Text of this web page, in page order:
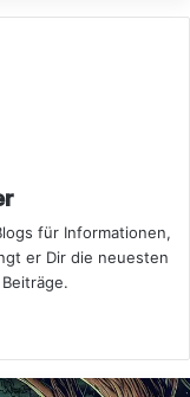
für Informationen,
er Dir die neuesten